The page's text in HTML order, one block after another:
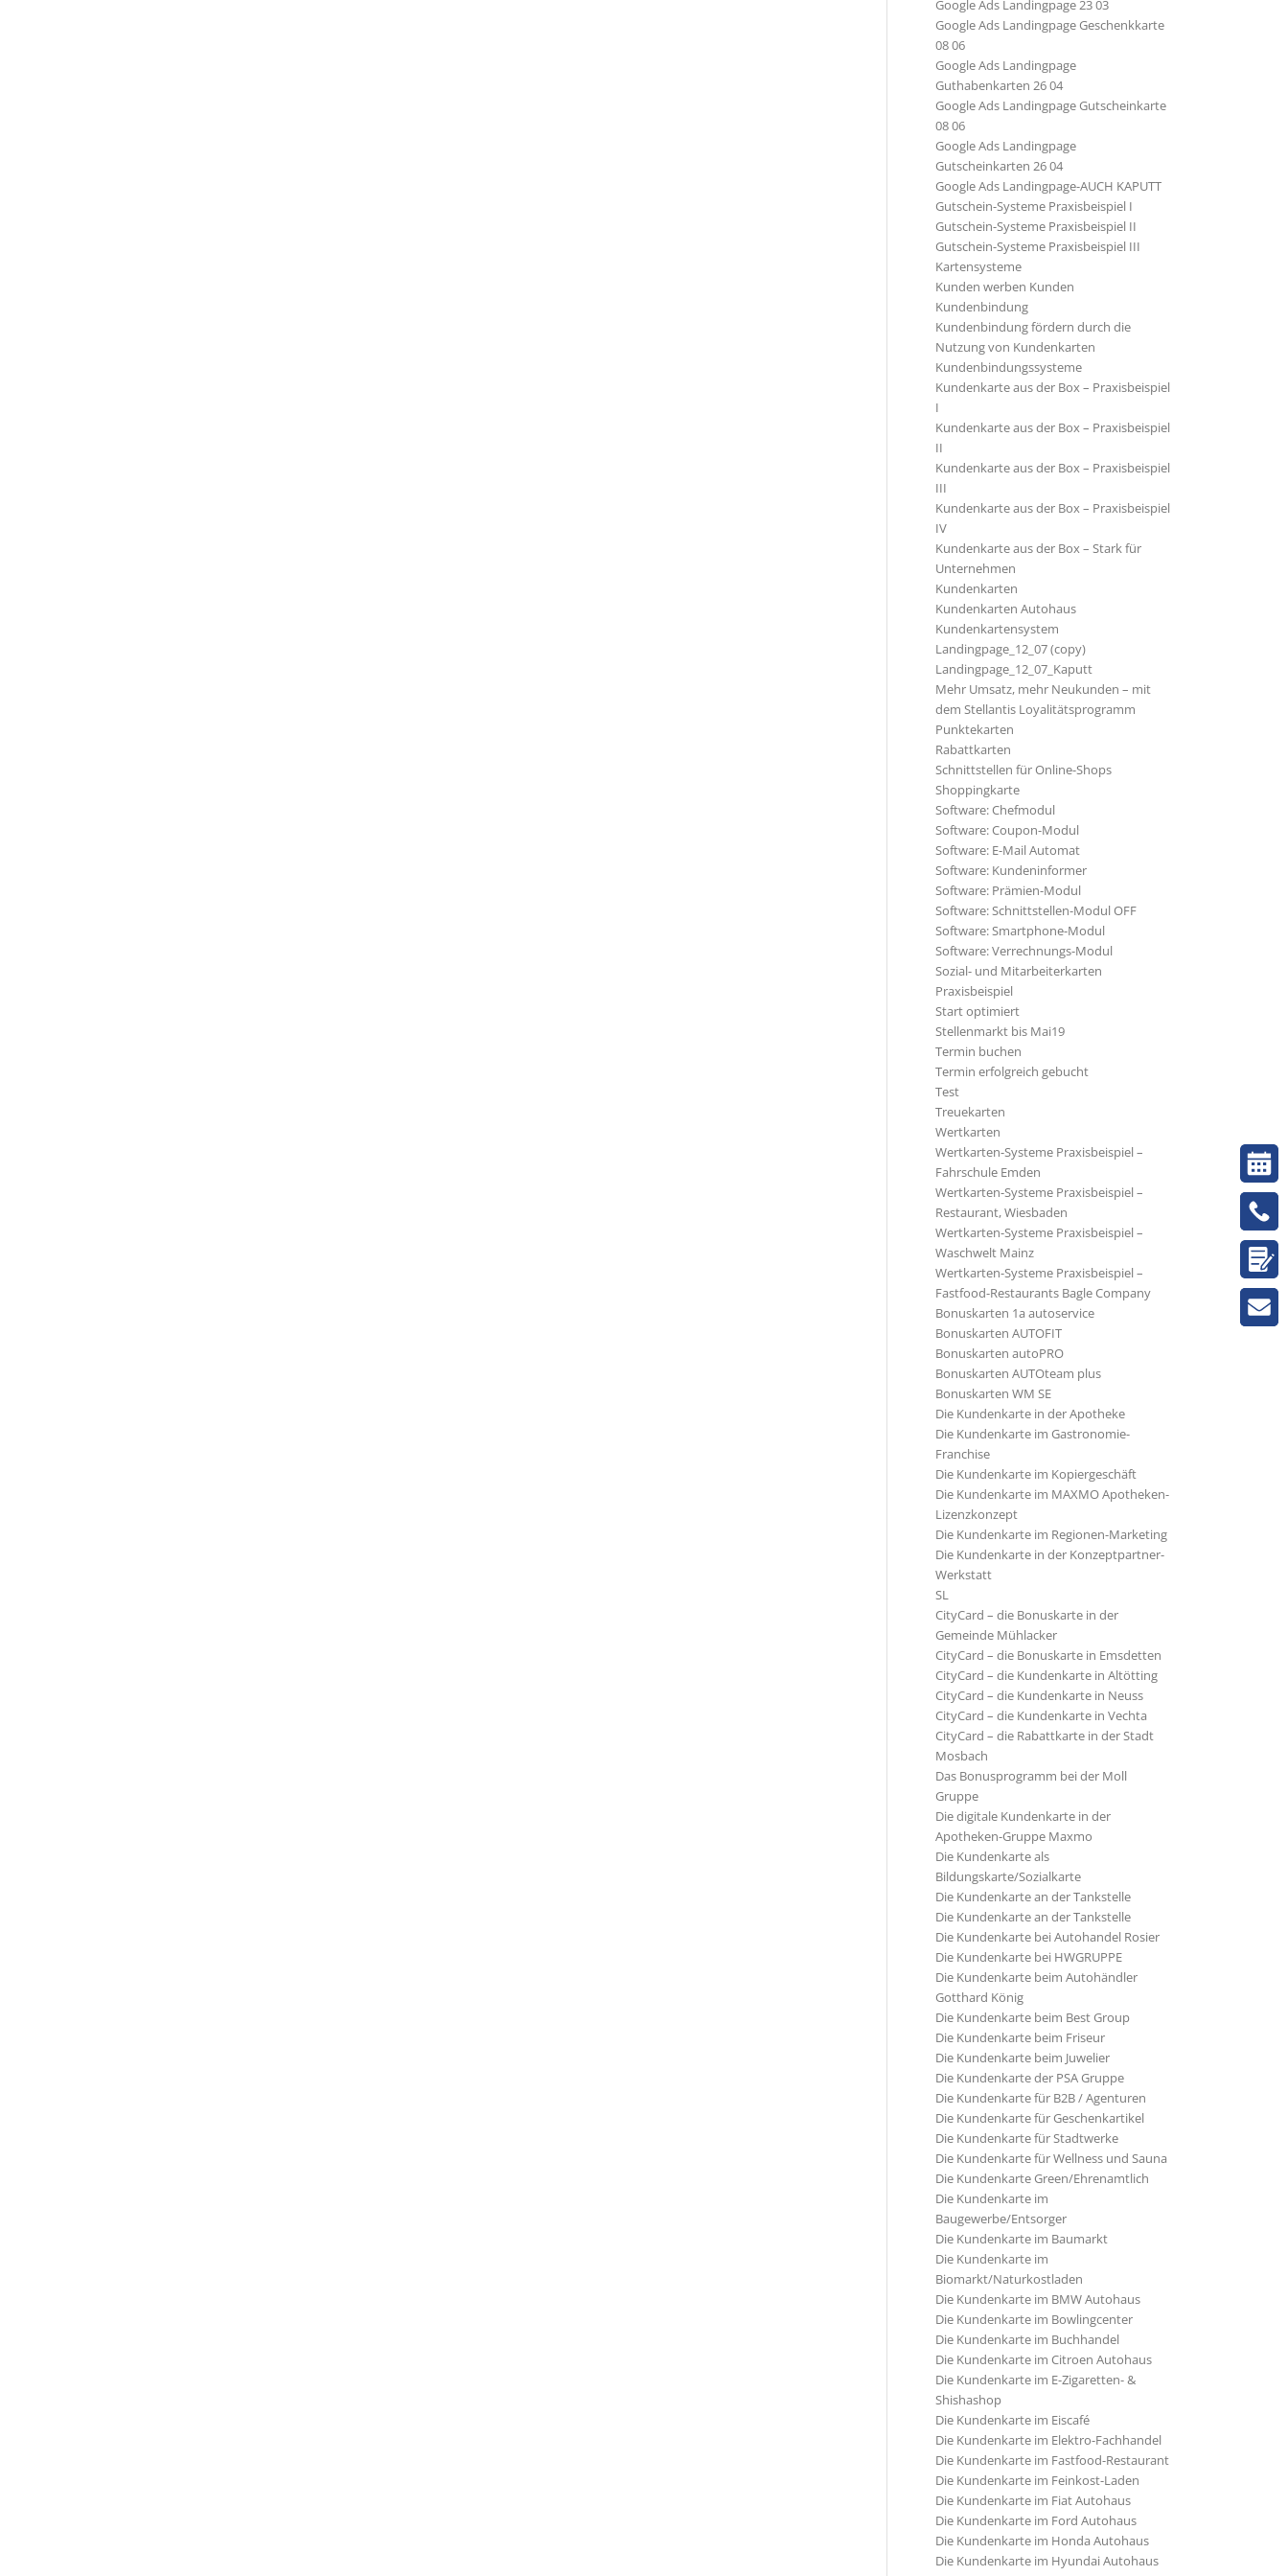
Google Ads Landingpage 23 03
Google Ads Landingpage Geschenkkarte
08 06
Google Ads Landingpage
Guthabenkarten 26 04
Google Ads Landingpage Gutscheinkarte
08 06
Google Ads Landingpage
Gutscheinkarten 26 04
Google Ads Landingpage-AUCH KAPUTT
Gutschein-Systeme Praxisbeispiel I
Gutschein-Systeme Praxisbeispiel II
Gutschein-Systeme Praxisbeispiel III
Kartensysteme
Kunden werben Kunden
Kundenbindung
Kundenbindung fördern durch die
Nutzung von Kundenkarten
Kundenbindungssysteme
Kundenkarte aus der Box – Praxisbeispiel
I
Kundenkarte aus der Box – Praxisbeispiel
II
Kundenkarte aus der Box – Praxisbeispiel
III
Kundenkarte aus der Box – Praxisbeispiel
IV
Kundenkarte aus der Box – Stark für
Unternehmen
Kundenkarten
Kundenkarten Autohaus
Kundenkartensystem
Landingpage_12_07 (copy)
Landingpage_12_07_Kaputt
Mehr Umsatz, mehr Neukunden – mit
dem Stellantis Loyalitätsprogramm
Punktekarten
Rabattkarten
Schnittstellen für Online-Shops
Shoppingkarte
Software: Chefmodul
Software: Coupon-Modul
Software: E-Mail Automat
Software: Kundeninformer
Software: Prämien-Modul
Software: Schnittstellen-Modul OFF
Software: Smartphone-Modul
Software: Verrechnungs-Modul
Sozial- und Mitarbeiterkarten
Praxisbeispiel
Start optimiert
Stellenmarkt bis Mai19
Termin buchen
Termin erfolgreich gebucht
Test
Treuekarten
Wertkarten
Wertkarten-Systeme Praxisbeispiel –
Fahrschule Emden
Wertkarten-Systeme Praxisbeispiel –
Restaurant, Wiesbaden
Wertkarten-Systeme Praxisbeispiel –
Waschwelt Mainz
Wertkarten-Systeme Praxisbeispiel –
Fastfood-Restaurants Bagle Company
Bonuskarten 1a autoservice
Bonuskarten AUTOFIT
Bonuskarten autoPRO
Bonuskarten AUTOteam plus
Bonuskarten WM SE
Die Kundenkarte in der Apotheke
Die Kundenkarte im Gastronomie-
Franchise
Die Kundenkarte im Kopiergeschäft
Die Kundenkarte im MAXMO Apotheken-
Lizenzkonzept
Die Kundenkarte im Regionen-Marketing
Die Kundenkarte in der Konzeptpartner-
Werkstatt
SL
CityCard – die Bonuskarte in der
Gemeinde Mühlacker
CityCard – die Bonuskarte in Emsdetten
CityCard – die Kundenkarte in Altötting
CityCard – die Kundenkarte in Neuss
CityCard – die Kundenkarte in Vechta
CityCard – die Rabattkarte in der Stadt
Mosbach
Das Bonusprogramm bei der Moll
Gruppe
Die digitale Kundenkarte in der
Apotheken-Gruppe Maxmo
Die Kundenkarte als
Bildungskarte/Sozialkarte
Die Kundenkarte an der Tankstelle
Die Kundenkarte an der Tankstelle
Die Kundenkarte bei Autohandel Rosier
Die Kundenkarte bei HWGRUPPE
Die Kundenkarte beim Autohändler
Gotthard König
Die Kundenkarte beim Best Group
Die Kundenkarte beim Friseur
Die Kundenkarte beim Juwelier
Die Kundenkarte der PSA Gruppe
Die Kundenkarte für B2B / Agenturen
Die Kundenkarte für Geschenkartikel
Die Kundenkarte für Stadtwerke
Die Kundenkarte für Wellness und Sauna
Die Kundenkarte Green/Ehrenamtlich
Die Kundenkarte im
Baugewerbe/Entsorger
Die Kundenkarte im Baumarkt
Die Kundenkarte im
Biomarkt/Naturkostladen
Die Kundenkarte im BMW Autohaus
Die Kundenkarte im Bowlingcenter
Die Kundenkarte im Buchhandel
Die Kundenkarte im Citroen Autohaus
Die Kundenkarte im E-Zigaretten- &
Shishashop
Die Kundenkarte im Eiscafé
Die Kundenkarte im Elektro-Fachhandel
Die Kundenkarte im Fastfood-Restaurant
Die Kundenkarte im Feinkost-Laden
Die Kundenkarte im Fiat Autohaus
Die Kundenkarte im Ford Autohaus
Die Kundenkarte im Honda Autohaus
Die Kundenkarte im Hyundai Autohaus